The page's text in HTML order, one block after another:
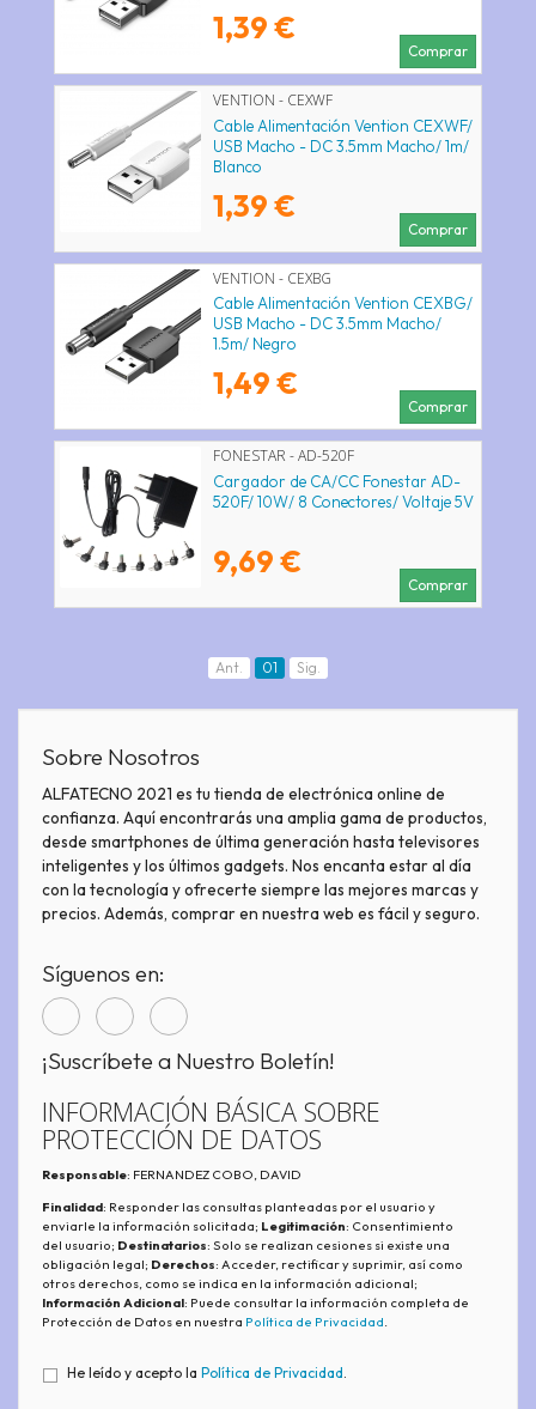
1,39 €
Comprar
VENTION - CEXWF
Cable Alimentación Vention CEXWF/
USB Macho - DC 3.5mm Macho/ 1m/
Blanco
1,39 €
Comprar
VENTION - CEXBG
Cable Alimentación Vention CEXBG/
USB Macho - DC 3.5mm Macho/
1.5m/ Negro
1,49 €
Comprar
FONESTAR - AD-520F
Cargador de CA/CC Fonestar AD-
520F/ 10W/ 8 Conectores/ Voltaje 5V
9,69 €
Comprar
Ant. 01 Sig.
Sobre Nosotros
ALFATECNO 2021 es tu tienda de electrónica online de
confianza. Aquí encontrarás una amplia gama de productos,
desde smartphones de última generación hasta televisores
inteligentes y los últimos gadgets. Nos encanta estar al día
con la tecnología y ofrecerte siempre las mejores marcas y
precios. Además, comprar en nuestra web es fácil y seguro.
Síguenos en:
¡Suscríbete a Nuestro Boletín!
INFORMACIÓN BÁSICA SOBRE
PROTECCIÓN DE DATOS
Responsable: FERNANDEZ COBO, DAVID
Finalidad: Responder las consultas planteadas por el usuario y
enviarle la información solicitada; Legitimación: Consentimiento
del usuario; Destinatarios: Solo se realizan cesiones si existe una
obligación legal; Derechos: Acceder, rectificar y suprimir, así como
otros derechos, como se indica en la información adicional;
Información Adicional: Puede consultar la información completa de
Protección de Datos en nuestra Política de Privacidad
He leído y acepto la Política de Privacidad.